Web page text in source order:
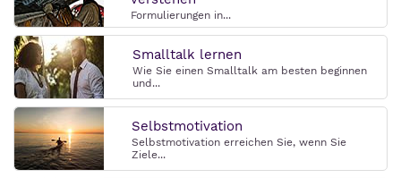
Formulierungen in...
Smalltalk lernen
Wie Sie einen Smalltalk am besten beginnen
und...
Selbstmotivation
Selbstmotivation erreichen Sie, wenn Sie
Ziele...